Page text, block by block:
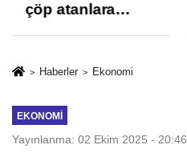
çöp atanlara
izmariti
Haberler Ekonomi
EKONOMI
Yayınlanma: 02 Ekim 2025 - 20:46